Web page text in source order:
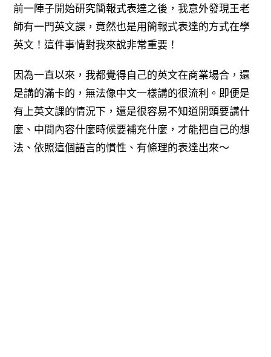
前一陣子開始研究簡報式表達之後，我意外發現王老
師有一門英文課，竟然也是用簡報式表達的方式在學
英文！這件事情對我來說非常重要！
因為一直以來，我都覺得自己的英文在商業場合，還
是講的滿卡的，無法像中文一樣講的很流利。即便是
有上英文課的情況下，還是很容易不知道開頭要講什
麼、中間內容什麼時候要補充什麼，才能把自己的想
法、依照這個語言的慣性、有條理的表達出來～